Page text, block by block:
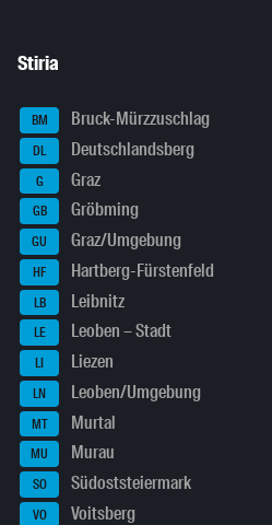
Stiria
BM Bruck-Mürzzuschlag
DL Deutschlandsberg
G Graz
GB Gröbming
GU Graz/Umgebung
HF Hartberg-Fürstenfeld
LB Leibnitz
LE Leoben – Stadt
LI Liezen
LN Leoben/Umgebung
MT Murtal
MU Murau
SO Südoststeiermark
VO Voitsberg